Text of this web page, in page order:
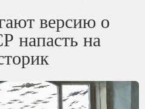
версию о
напасть на